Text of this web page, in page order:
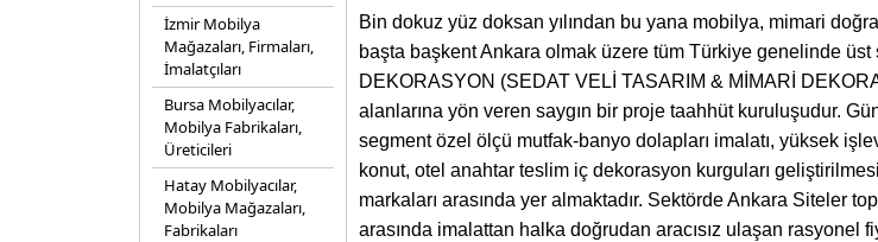
İzmir Mobilya
Mağazaları, Firmaları,
İmalatçıları
Bursa Mobilyacılar,
Mobilya Fabrikaları,
Üreticileri
Hatay Mobilyacılar,
Mobilya Mağazaları,
Fabrikaları
Bin dokuz yüz doksan yılından bu yana mobilya, mimari
başta başkent Ankara olmak üzere tüm Türkiye genelinde
DEKORASYON (SEDAT VELİ TASARIM & MİMARİ
alanlarına yön veren saygın bir proje taahhüt kuruluşudur.
segment özel ölçü mutfak-banyo dolapları imalatı, yüksek
konut, otel anahtar teslim iç dekorasyon kurguları
markaları arasında yer almaktadır. Sektörde Ankara Siteler
arasında imalattan halka doğrudan aracısız ulaşan rasyonel